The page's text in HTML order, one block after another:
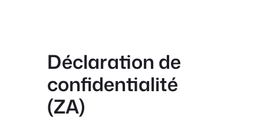
Déclaration de
confidentialité
(ZA)